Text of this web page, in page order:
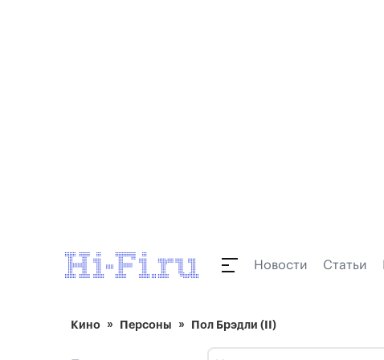
Новости Статьи
Кино Персоны Пол Брэдли (II)